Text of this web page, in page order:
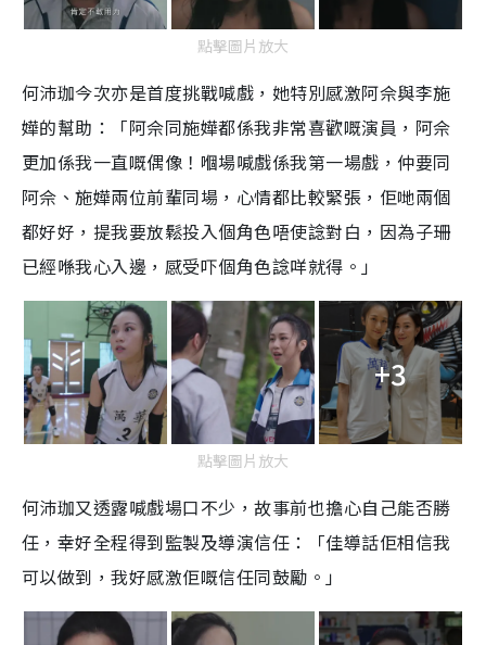
點擊圖片放大
何沛珈今次亦是首度挑戰喊戲，她特別感激阿佘與李施
嬅的幫助：「阿佘同施嬅都係我非常喜歡嘅演員，阿佘
更加係我一直嘅偶像！嗰場喊戲係我第一場戲，仲要同
阿佘、施嬅兩位前輩同場，心情都比較緊張，佢哋兩個
都好好，提我要放鬆投入個角色唔使諗對白，因為子珊
已經喺我心入邊，感受吓個角色諗咩就得。」
+3
點擊圖片放大
何沛珈又透露喊戲場口不少，故事前也擔心自己能否勝
任，幸好全程得到監製及導演信任：「佳導話佢相信我
可以做到，我好感激佢嘅信任同鼓勵。」